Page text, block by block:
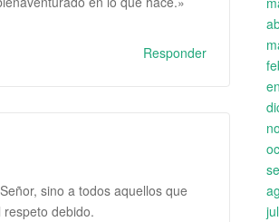
Responder
sino a todos aquellos que
debido.